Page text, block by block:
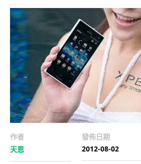
作者
天恩
發佈日期
2012-08-02